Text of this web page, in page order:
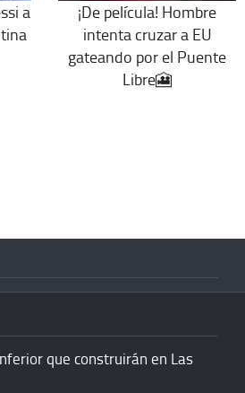
a
¡De película! Hombre
intenta cruzar a EU
gateando por el Puente
Libre🎦
que construirán en Las